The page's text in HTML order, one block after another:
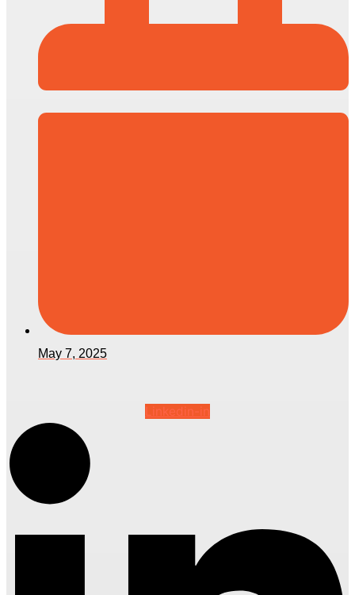
May 7, 2025
Linkedin-in